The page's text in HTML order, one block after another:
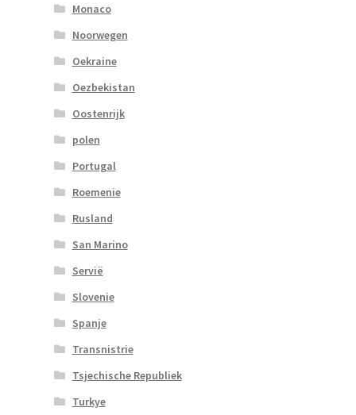
Monaco
Noorwegen
Oekraine
Oezbekistan
Oostenrijk
polen
Portugal
Roemenie
Rusland
San Marino
Servië
Slovenie
Spanje
Transnistrie
Tsjechische Republiek
Turkye